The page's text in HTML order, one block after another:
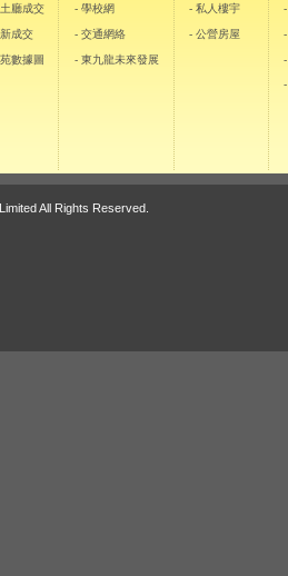
廳成交
成交
數據圖
- 學校網
- 交通網絡
- 東九龍未來發展
- 私人樓宇
- 公營房屋
All Rights Reserved.